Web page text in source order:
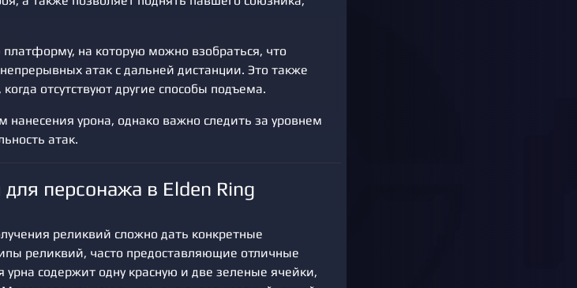
платформу, на которую можно взобраться, что
атак с дальней дистанции. Это также
отсутствуют другие способы подъема.
урона, однако важно следить за уровнем
атак.
персонажа в Elden Ring
реликвий сложно дать конкретные
реликвий, часто предоставляющие отличные
урна содержит одну красную и две зеленые ячейки,